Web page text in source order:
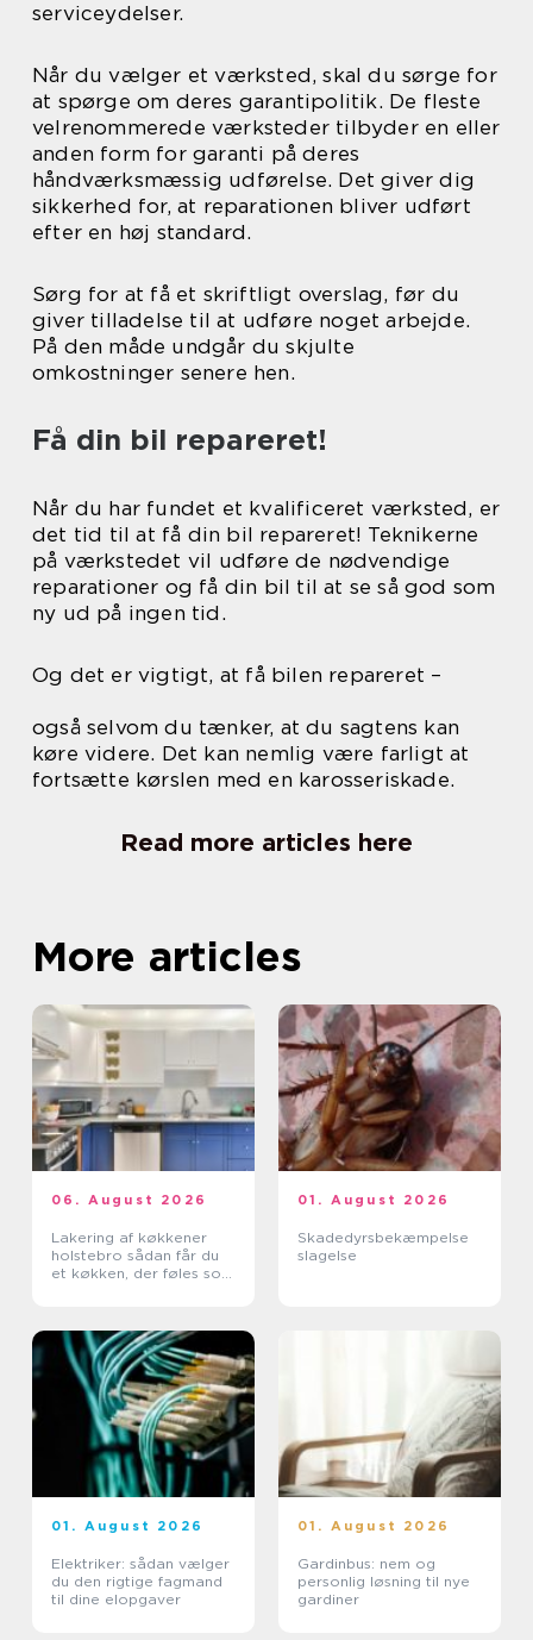
serviceydelser.
Når du vælger et værksted, skal du sørge for
at spørge om deres garantipolitik. De fleste
velrenommerede værksteder tilbyder en eller
anden form for garanti på deres
håndværksmæssig udførelse. Det giver dig
sikkerhed for, at reparationen bliver udført
efter en høj standard.
Sørg for at få et skriftligt overslag, før du
giver tilladelse til at udføre noget arbejde.
På den måde undgår du skjulte
omkostninger senere hen.
Få din bil repareret!
Når du har fundet et kvalificeret værksted, er
det tid til at få din bil repareret! Teknikerne
på værkstedet vil udføre de nødvendige
reparationer og få din bil til at se så god som
ny ud på ingen tid.
Og det er vigtigt, at få bilen repareret –
også selvom du tænker, at du sagtens kan
køre videre. Det kan nemlig være farligt at
fortsætte kørslen med en karosseriskade.
Read more articles here
More articles
06. August 2026
Lakering af køkkener
holstebro sådan får du
et køkken, der føles som
01. August 2026
Skadedyrsbekæmpelse
slagelse
01. August 2026
Elektriker: sådan vælger
du den rigtige fagmand
til dine elopgaver
01. August 2026
Gardinbus: nem og
personlig løsning til nye
gardiner